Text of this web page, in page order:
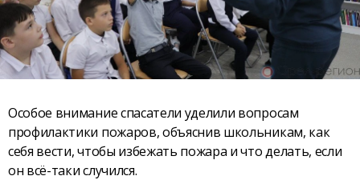
Особое внимание спасатели уделили вопросам
профилактики пожаров, объяснив школьникам, как
себя вести, чтобы избежать пожара и что делать, если
он всё-таки случился.